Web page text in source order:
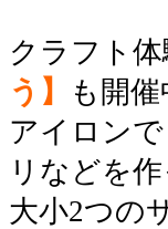
クラフト
う】
も開催
アイロン
リなどを
大小2つの